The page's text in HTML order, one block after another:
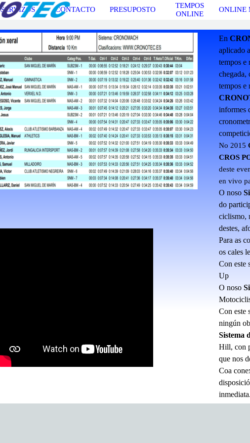
SERVIZOS CONTACTO PRESUPOSTO
TEMPOS
ONLINE
ONLINE
En
aplicado
tempos e
chegada,
tempos e
informes
No 2015
CROS
deste
en vivo
O noso S
do
ciclismo,
destes,
Para as
os cales
Con este
Up
O noso
Con este
ningún
Sistema
Hill, con
que nos
Coa
inmediata.